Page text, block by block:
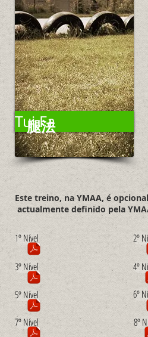
Tui Fa
腿法
Este treino, na YMAA, é
actualmente definido pela
1º Nível
3º Nível
5º Nível
7º Nível
2º
4º
6º
8º